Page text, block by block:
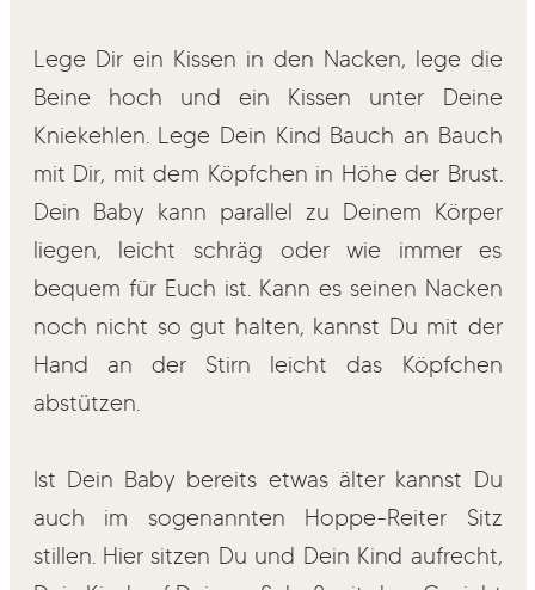
Lege Dir ein Kissen in den Nacken, lege die
Beine hoch und ein Kissen unter Deine
Kniekehlen. Lege Dein Kind Bauch an Bauch
mit Dir, mit dem Köpfchen in Höhe der Brust.
Dein Baby kann parallel zu Deinem Körper
liegen, leicht schräg oder wie immer es
bequem für Euch ist. Kann es seinen Nacken
noch nicht so gut halten, kannst Du mit der
Hand an der Stirn leicht das Köpfchen
abstützen.
Ist Dein Baby bereits etwas älter kannst Du
auch im sogenannten Hoppe-Reiter Sitz
stillen. Hier sitzen Du und Dein Kind aufrecht,